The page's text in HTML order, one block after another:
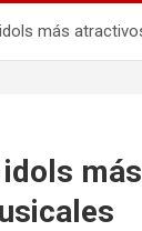
más